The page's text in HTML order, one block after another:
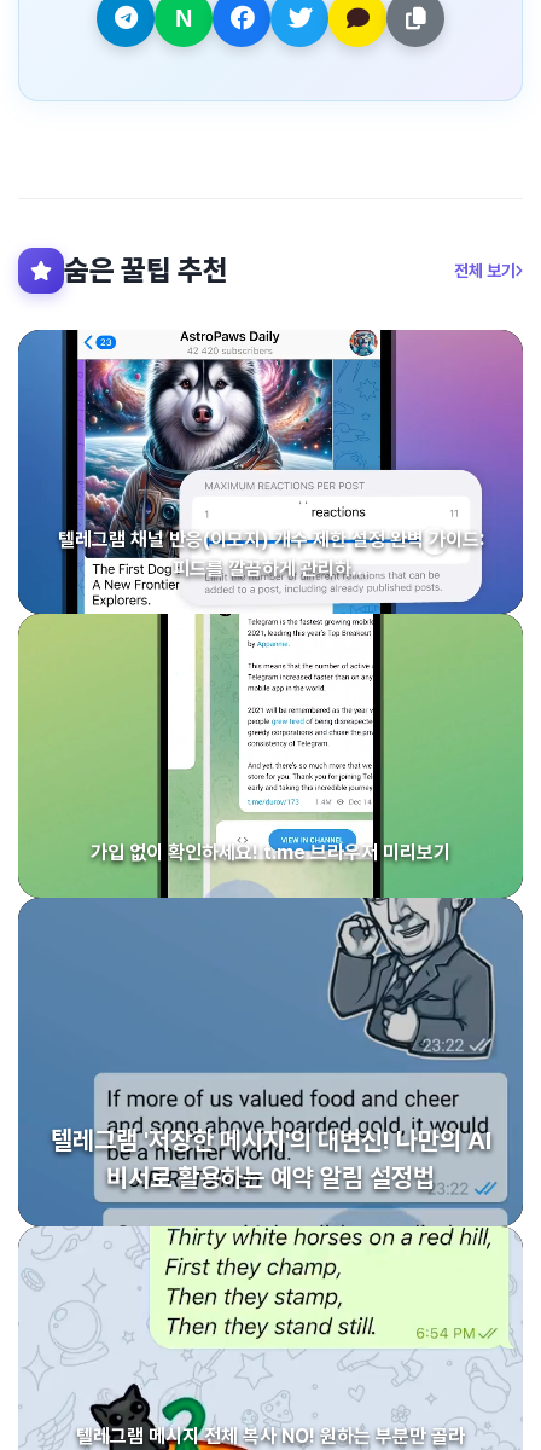
숨은 꿀팁 추천 전체 보기
텔레그램 채널 반응(이모지) 개수 제한 설정 완벽 가이드:
피드를 깔끔하게 관리하…
가입 없이 확인하세요! t.me 브라우저 미리보기
텔레그램 '저장한 메시지'의 대변신! 나만의 AI
비서로 활용하는 예약 알림 설정법
텔레그램 메시지 전체 복사 NO! 원하는 부분만 골라